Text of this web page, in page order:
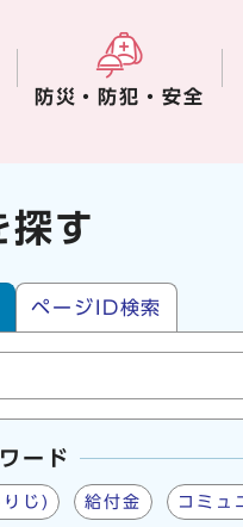
防災・防犯・安全
探す
検索
ページID検索
ード
じ) 給付金 コミュ